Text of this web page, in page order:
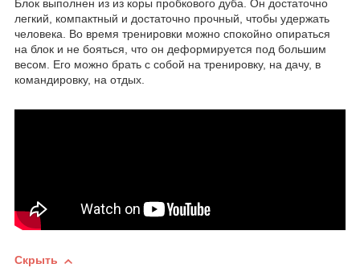
Блок выполнен из из коры пробкового дуба. Он достаточно
легкий, компактный и достаточно прочный, чтобы удержать
человека. Во время тренировки можно спокойно опираться
на блок и не бояться, что он деформируется под большим
весом. Его можно брать с собой на тренировку, на дачу, в
командировку, на отдых.
Скрыть